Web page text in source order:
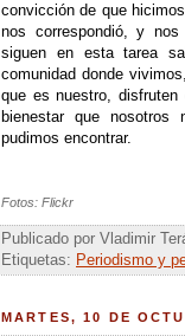
convicción de que
nos correspondió, y
siguen en esta tarea
comunidad donde
que es nuestro,
bienestar que
pudimos encontrar.
Fotos: Flickr
Publicado por Vladimir
Etiquetas: Periodismo y
MARTES, 10 DE